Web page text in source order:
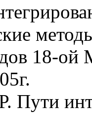
18-
Пути